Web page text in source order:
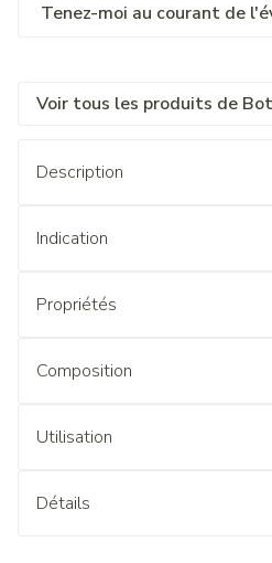
Tenez-moi au courant de
Voir tous les produits de
Description
Indication
Propriétés
Composition
Utilisation
Détails